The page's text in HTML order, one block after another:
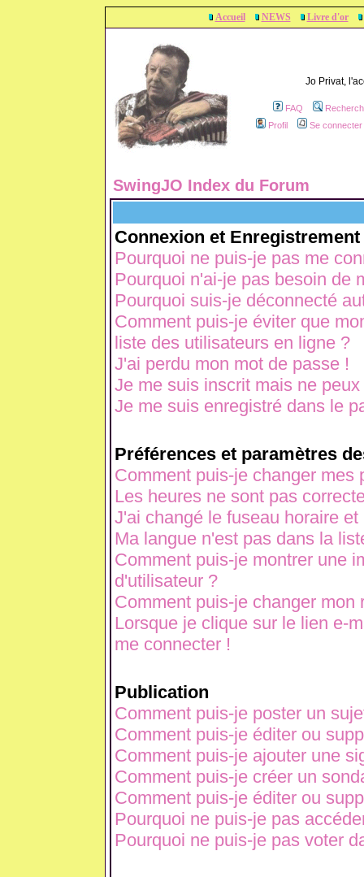
Accueil NEWS Livre d'or
Jo Privat,
FAQ
Profil
Se
SwingJO Index du Forum
Connexion et Enregistrement
Pourquoi ne puis-je pas me
Pourquoi n'ai-je pas besoin de
Pourquoi suis-je déconnecté
Comment puis-je éviter que
liste des utilisateurs en ligne ?
J'ai perdu mon mot de passe !
Je me suis inscrit mais ne
Je me suis enregistré dans le
Préférences et paramètres
Comment puis-je changer mes
Les heures ne sont pas
J'ai changé le fuseau horaire
Ma langue n'est pas dans la
Comment puis-je montrer une
d'utilisateur ?
Comment puis-je changer mon
Lorsque je clique sur le lien e-
me connecter !
Publication
Comment puis-je poster un
Comment puis-je éditer ou
Comment puis-je ajouter une
Comment puis-je créer un
Comment puis-je éditer ou
Pourquoi ne puis-je pas
Pourquoi ne puis-je pas voter